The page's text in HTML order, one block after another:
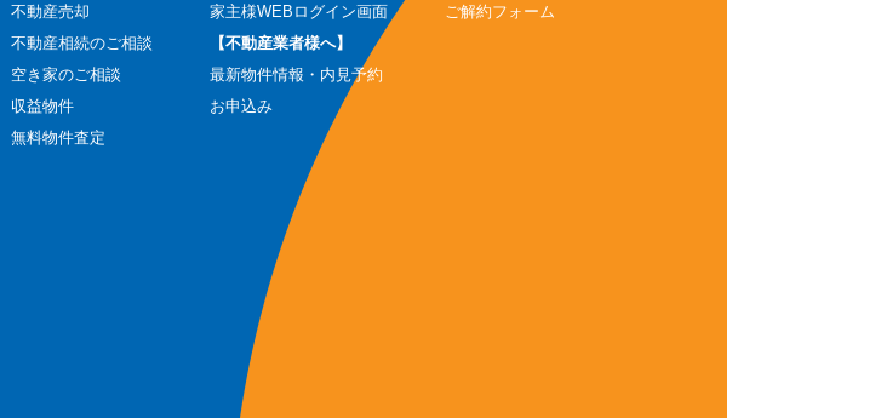
不動産売却
不動産相続のご相談
空き家のご相談
収益物件
無料物件査定
家主様WEBログイン画面
【不動産業者様へ】
最新物件情報・内見予約
お申込み
ご解約フォーム